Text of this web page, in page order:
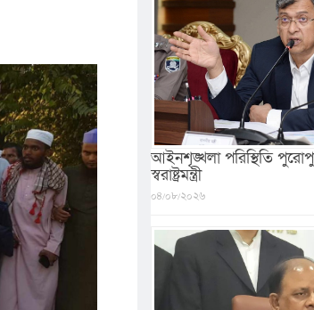
আইনশৃঙ্খলা পরিস্থিতি
স্বরাষ্ট্রমন্ত্রী
০৪/০৮/২০২৬